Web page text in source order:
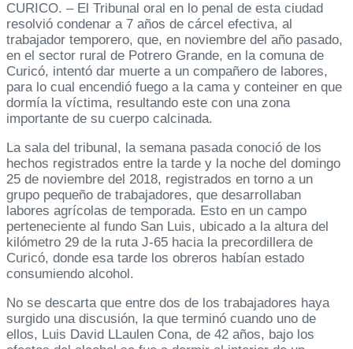
CURICO. – El Tribunal oral en lo penal de esta ciudad
resolvió condenar a 7 años de cárcel efectiva, al
trabajador temporero, que, en noviembre del año pasado,
en el sector rural de Potrero Grande, en la comuna de
Curicó, intentó dar muerte a un compañero de labores,
para lo cual encendió fuego a la cama y conteiner en que
dormía la víctima, resultando este con una zona
importante de su cuerpo calcinada.
La sala del tribunal, la semana pasada conoció de los
hechos registrados entre la tarde y la noche del domingo
25 de noviembre del 2018, registrados en torno a un
grupo pequeño de trabajadores, que desarrollaban
labores agrícolas de temporada. Esto en un campo
perteneciente al fundo San Luis, ubicado a la altura del
kilómetro 29 de la ruta J-65 hacia la precordillera de
Curicó, donde esa tarde los obreros habían estado
consumiendo alcohol.
No se descarta que entre dos de los trabajadores haya
surgido una discusión, la que terminó cuando uno de
ellos, Luis David LLaulen Cona, de 42 años, bajo los